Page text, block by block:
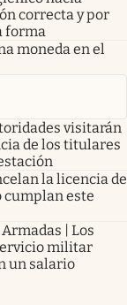
correcta y por
forma
moneda en el
visitarán
de los titulares
la licencia de
cumplan este
| Los
militar
un salario
pestaña
nueva pestaña
en nueva pestaña